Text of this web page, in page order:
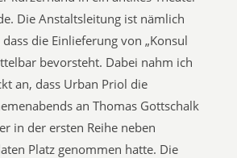
Die Anstaltsleitung ist nämlich
die Einlieferung von „Konsul
bevorsteht. Dabei nahm ich
an, dass Urban Priol die
an Thomas Gottschalk
in der ersten Reihe neben
Platz genommen hatte. Die